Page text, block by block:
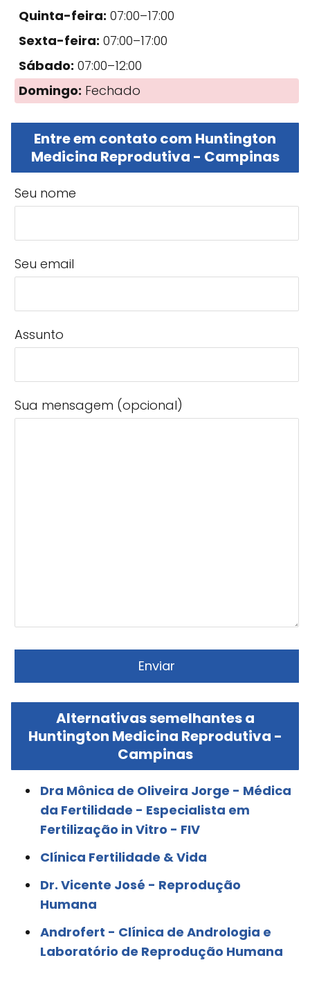
Quinta-feira: 07:00–17:00
Sexta-feira: 07:00–17:00
Sábado: 07:00–12:00
Domingo: Fechado
Entre em contato com Huntington
Medicina Reprodutiva - Campinas
Seu nome
Seu email
Assunto
Sua mensagem (opcional)
Alternativas semelhantes a
Huntington Medicina Reprodutiva -
Campinas
Dra Mônica de Oliveira Jorge - Médica
da Fertilidade - Especialista em
Fertilização in Vitro - FIV
Clínica Fertilidade & Vida
Dr. Vicente José - Reprodução
Humana
Androfert - Clínica de Andrologia e
Laboratório de Reprodução Humana